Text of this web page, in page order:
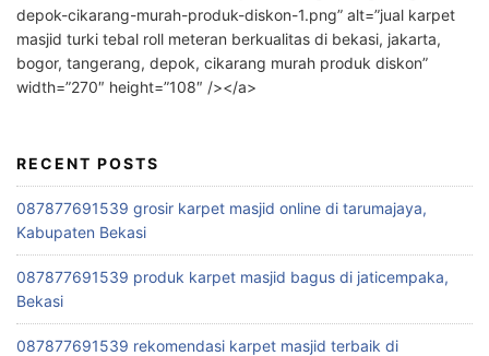
depok-cikarang-murah-produk-diskon-1.png” alt=”jual karpet
masjid turki tebal roll meteran berkualitas di bekasi, jakarta,
bogor, tangerang, depok, cikarang murah produk diskon”
width=”270″ height=”108″ /></a>
RECENT POSTS
087877691539 grosir karpet masjid online di tarumajaya,
Kabupaten Bekasi
087877691539 produk karpet masjid bagus di jaticempaka,
Bekasi
087877691539 rekomendasi karpet masjid terbaik di